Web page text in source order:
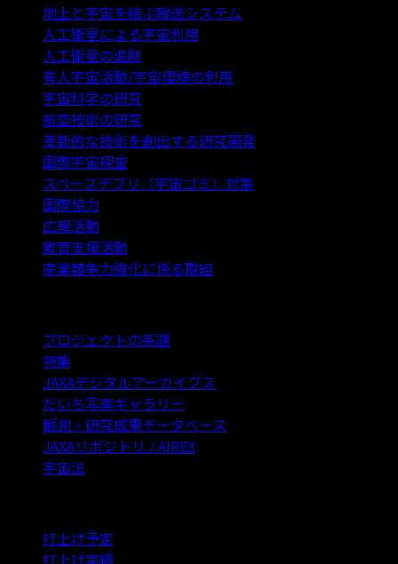
地上と宇宙を結ぶ輸送システム
人工衛星による宇宙利用
人工衛星の追跡
有人宇宙活動/宇宙環境の利用
宇宙科学の研究
航空技術の研究
革新的な技術を創出する研究開発
国際宇宙探査
スペースデブリ（宇宙ゴミ）対策
国際協力
広報活動
教育支援活動
産業競争力強化に係る取組
プロジェクトの系譜
特集
JAXAデジタルアーカイブス
だいち写真ギャラリー
観測・研究成果データベース
JAXAリポジトリ / AIREX
宇宙法
打上げ予定
打上げ実績